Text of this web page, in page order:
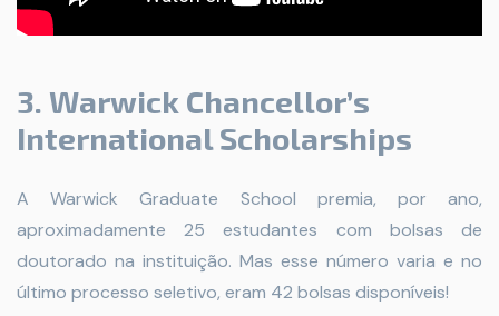
3. Warwick Chancellor’s
International Scholarships
A Warwick Graduate School premia, por ano,
aproximadamente 25 estudantes com bolsas de
doutorado na instituição. Mas esse número varia e no
último processo seletivo, eram 42 bolsas disponíveis!